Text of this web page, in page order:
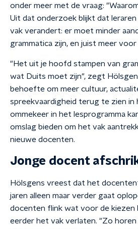
onder meer met de vraag:
Uit dat onderzoek blijkt dat
vak verandert: er moet minder
grammatica zijn, en juist meer
"Het uit je hoofd stampen van
wat Duits moet zijn", zegt
behoefte om meer cultuur,
spreekvaardigheid terug te zien in
ommekeer in het lesprogramma
omslag bieden om het vak
nieuwe docenten.
Jonge docent
Hölsgens vreest dat het
jaren alleen maar verder gaat
docenten flink wat voor de kiezen
eerder het vak verlaten. "Zo